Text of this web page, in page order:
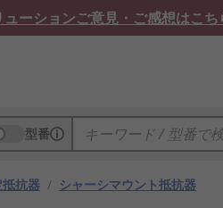
ーションご意見・ご感想はこち
型番
抵抗器 / シャーシマウント抵抗器